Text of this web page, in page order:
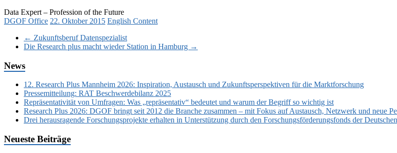
Data Expert – Profession of the Future
DGOF Office 22. Oktober 2015 English Content
← Zukunftsberuf Datenspezialist
Die Research plus macht wieder Station in Hamburg →
News
12. Research Plus Mannheim 2026: Inspiration, Austausch und Zukunftsperspektiven für die Marktforschung
Pressemitteilung: RAT Beschwerdebilanz 2025
Repräsentativität von Umfragen: Was „repräsentativ“ bedeutet und warum der Begriff so wichtig ist
Research Plus 2026: DGOF bringt seit 2012 die Branche zusammen – mit Fokus auf Austausch, Netzwerk und neue
Drei herausragende Forschungsprojekte erhalten in Unterstützung durch den Forschungsförderungsfonds der
Neueste Beiträge